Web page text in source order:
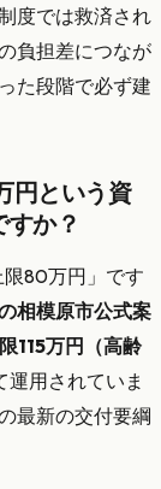
度では救済され
負担差につなが
た段階で必ず建
円という資
か？
80万円」です
相模原市公式案
115万円（高齢
運用されていま
最新の交付要綱